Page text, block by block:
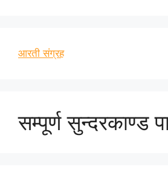
आरती संग्रह
सम्पूर्ण सुन्दरकाण्ड